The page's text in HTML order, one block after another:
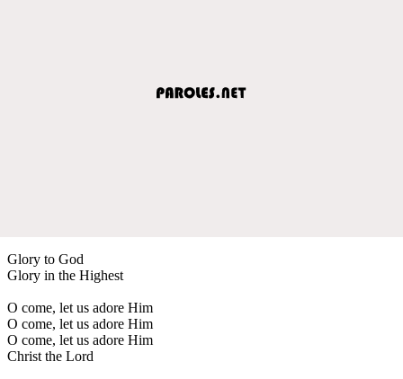
Glory to God
Glory in the Highest
O come, let us adore Him
O come, let us adore Him
O come, let us adore Him
Christ the Lord